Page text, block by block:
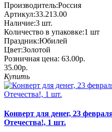
Производитель:Россия
Артикул:33.213.00
Наличие:3 шт.
Количество в упаковке:1 шт
Праздник:Юбилей
Цвет:Золотой
Розничная цена: 63.00р.
35.00р.
Купить
Конверт для денег, 23
Отечества!, 1 шт.